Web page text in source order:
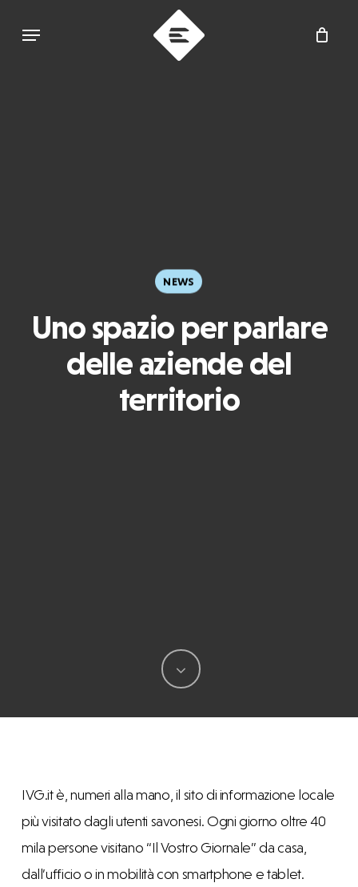
Menu
NEWS
Uno spazio per parlare
delle aziende del
territorio
IVG.it è, numeri alla mano, il sito di informazione locale
più visitato dagli utenti savonesi. Ogni giorno oltre 40
mila persone visitano “Il Vostro Giornale” da casa,
dall’ufficio o in mobilità con smartphone e tablet.